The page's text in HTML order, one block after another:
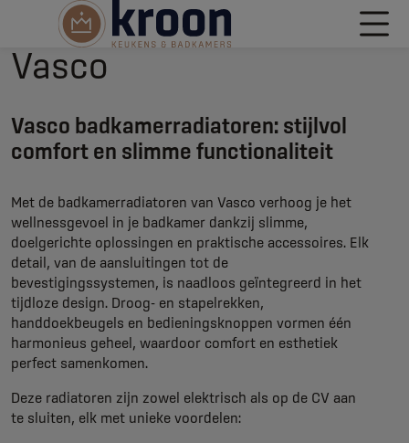
Vasco
Vasco badkamerradiatoren: stijlvol
comfort en slimme functionaliteit
Met de badkamerradiatoren van Vasco verhoog je het
wellnessgevoel in je badkamer dankzij slimme,
doelgerichte oplossingen en praktische accessoires. Elk
detail, van de aansluitingen tot de
bevestigingssystemen, is naadloos geïntegreerd in het
tijdloze design. Droog- en stapelrekken,
handdoekbeugels en bedieningsknoppen vormen één
harmonieus geheel, waardoor comfort en esthetiek
perfect samenkomen.
Deze radiatoren zijn zowel elektrisch als op de CV aan
te sluiten, elk met unieke voordelen: